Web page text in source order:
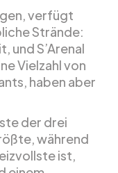
verfügt
Strände:
und S’Arenal
Vielzahl von
haben aber
der drei
während
ist,